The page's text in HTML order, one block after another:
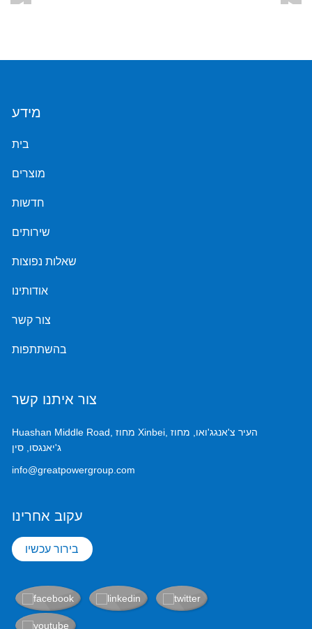
מידע
בית
מוצרים
חדשות
שירותים
שאלות נפוצות
אודותינו
צור קשר
בהשתתפות
צור איתנו קשר
Huashan Middle Road, מחוז Xinbei, העיר צ'אנגג'ואו, מחוז
ג'יאנגסו, סין
info@greatpowergroup.com
עקוב אחרינו
בירור עכשיו